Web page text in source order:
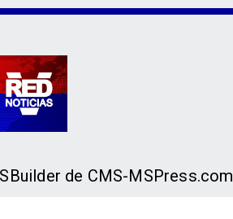
de CMS-MSPress.com